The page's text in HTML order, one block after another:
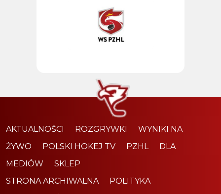
AKTUALNOŚCI ROZGRYWKI
WYNIKI NA
ŻYWO
POLSKI HOKEJ TV PZHL
DLA
MEDIÓW
SKLEP
STRONA ARCHIWALNA
POLITYKA